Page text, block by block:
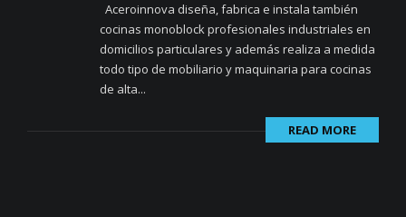
Aceroinnova diseña, fabrica e instala también
cocinas monoblock profesionales industriales en
domicilios particulares y además realiza a medida
todo tipo de mobiliario y maquinaria para cocinas
de alta...
READ MORE